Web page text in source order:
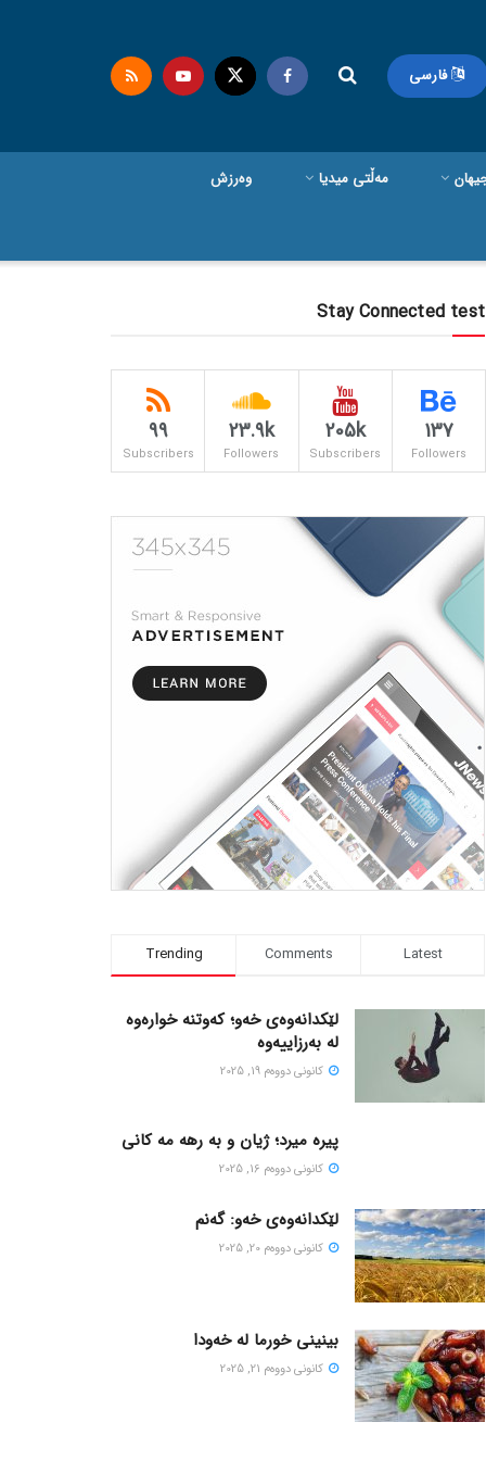
فارسی
مەڵتی میدیا وەرزش
Stay Connected test
137
Followers
205k
Subscribers
23.9k
Followers
99
Subscribers
Trending Comments Latest
لێکدانەوەی خەو؛ کەوتنە خوارەوە
لە بەرزاییەوە
كانونی دووه‌م 19, 2025
پیره میرد؛ ژیان و به رهه مه کانی
كانونی دووه‌م 16, 2025
لێکدانەوەی خەو: گەنم
كانونی دووه‌م 20, 2025
بینینی خورما لە خەودا
كانونی دووه‌م 21, 2025